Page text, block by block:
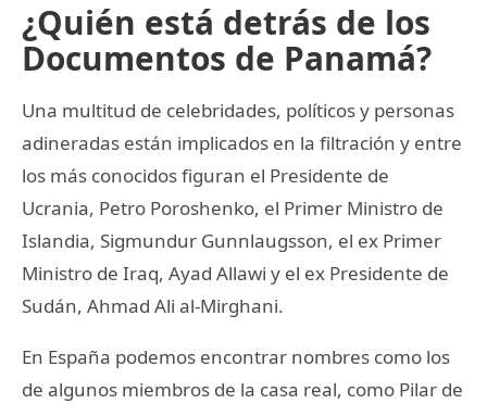
¿Quién está detrás de los
Documentos de Panamá?
Una multitud de celebridades, políticos y personas
adineradas están implicados en la filtración y entre
los más conocidos figuran el Presidente de
Ucrania, Petro Poroshenko, el Primer Ministro de
Islandia, Sigmundur Gunnlaugsson, el ex Primer
Ministro de Iraq, Ayad Allawi y el ex Presidente de
Sudán, Ahmad Ali al-Mirghani.
En España podemos encontrar nombres como los
de algunos miembros de la casa real, como Pilar de